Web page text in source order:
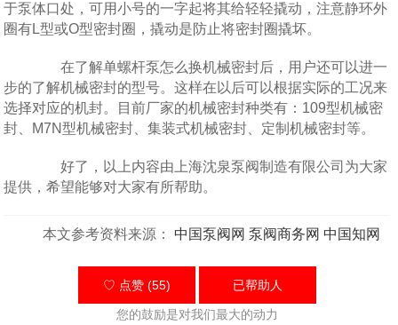
于泵体口处，可用小号的一字起将其给轻轻撬动，注意静环外
圈有L型或O型密封圈，撬动是防止将密封圈撬坏。
在了解单螺杆泵怎么换机械密封后，用户还可以进一
步的了解机械密封的型号。这样在以后可以根据实际的工况来
选择对应的机封。目前厂家的机械密封种类有：109型机械密
封、M7N型机械密封、集装式机械密封、定制机械密封等。
好了，以上内容由上海沈泉泵阀制造有限公司为大家
提供，希望能够对大家有所帮助。
本文参考资料来源： 中国泵阀网 泵阀商务网 中国知网
♡ 点赞 (55) 已帮助人
您的鼓励是对我们最大的动力